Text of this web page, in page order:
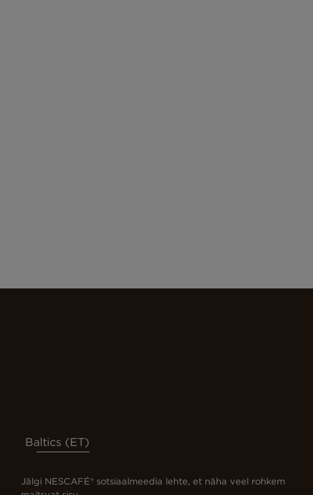
Baltics (ET)
Jälgi NESCAFÉ® sotsiaalmeedia lehte, et näha veel rohkem